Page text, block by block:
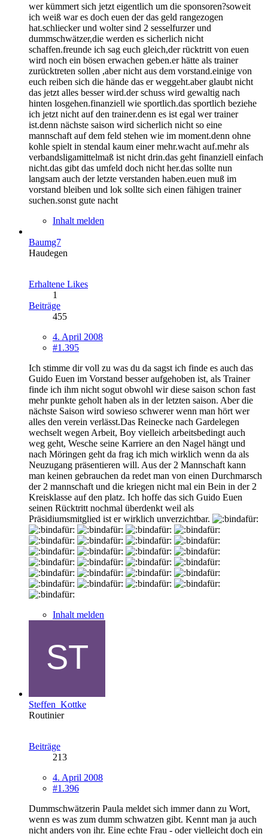
wer kümmert sich jetzt eigentlich um die sponsoren?soweit
ich weiß war es doch euen der das geld rangezogen
hat.schliecker und wolter sind 2 sesselfurzer und
dummschwätzer,die werden es sicherlich nicht
schaffen.freunde ich sag euch gleich,der rücktritt von euen
wird noch ein bösen erwachen geben.er hätte als trainer
zurücktreten sollen ,aber nicht aus dem vorstand.einige von
euch reiben sich die hände das er weggeht.aber glaubt nicht
das jetzt alles besser wird.der schuss wird gewaltig nach
hinten losgehen.finanziell wie sportlich.das sportlich beziehe
ich jetzt nicht auf den trainer.denn es ist egal wer trainer
ist.denn nächste saison wird sicherlich nicht so eine
mannschaft auf dem feld stehen wie im moment.denn ohne
kohle spielt in stendal kaum einer mehr.wacht auf.mehr als
verbandsligamittelmaß ist nicht drin.das geht finanziell einfach
nicht.das gibt das umfeld doch nicht her.das sollte nun
langsam auch der letzte verstanden haben.euen muß im
vorstand bleiben und lok sollte sich einen fähigen trainer
suchen.sonst gute nacht
Inhalt melden
Baumg7
Haudegen
Erhaltene Likes
1
Beiträge
455
4. April 2008
#1.395
Ich stimme dir voll zu was du da sagst ich finde es auch das
Guido Euen im Vorstand besser aufgehoben ist, als Trainer
finde ich ihm nicht sogut obwohl wir diese saison schon fast
mehr punkte geholt haben als in der letzten saison. Aber die
nächste Saison wird sowieso schwerer wenn man hört wer
alles den verein verlässt.Das Reinecke nach Gardelegen
wechselt wegen Arbeit, Boy vielleich arbeitsbedingt auch
weg geht, Wesche seine Karriere an den Nagel hängt und
nach Möringen geht da frag ich mich wirklich wenn da als
Neuzugang präsentieren will. Aus der 2 Mannschaft kann
man keinen gebrauchen da redet man von einen Durchmarsch
der 2 mannschaft und die kriegen nicht mal ein Bein in der 2
Kreisklasse auf den platz. Ich hoffe das sich Guido Euen
seinen Rücktritt nochmal überdenkt weil als
Präsidiumsmitglied ist er wirklich unverzichtbar.
Inhalt melden
Steffen_Kottke
Routinier
Beiträge
213
4. April 2008
#1.396
Dummschwätzerin Paula meldet sich immer dann zu Wort,
wenn es was zum dumm schwatzen gibt. Kennt man ja auch
nicht anders von ihr. Eine echte Frau - oder vielleicht doch ein